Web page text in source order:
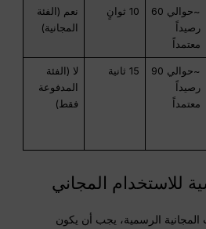
~حوالي 60
رصيداً
معتمداً
10 ثوانٍ
نعم (الفئة
المجانية)
~حوالي 90
رصيداً
معتمداً
15 ثانية
لا (الفئة
المدفوعة
فقط)
المجانية الرسمية، يجب أن يكون